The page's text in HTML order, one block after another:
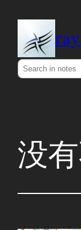
content
Search
没